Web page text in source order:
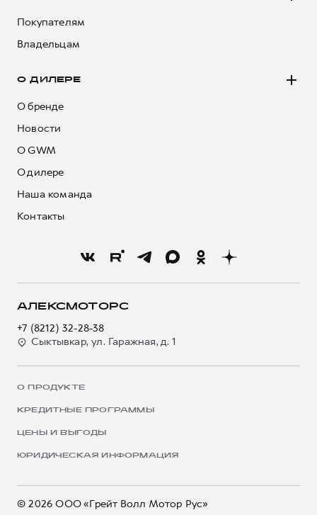
Покупателям
Владельцам
О ДИЛЕРЕ
О бренде
Новости
О GWM
О дилере
Наша команда
Контакты
АЛЕКСМОТОРС
+7 (8212) 32-28-38
Сыктывкар, ул. Гаражная, д. 1
О ПРОДУКТЕ
КРЕДИТНЫЕ ПРОГРАММЫ
ЦЕНЫ И ВЫГОДЫ
ЮРИДИЧЕСКАЯ ИНФОРМАЦИЯ
© 2026 ООО «Грейт Волл Мотор Рус»